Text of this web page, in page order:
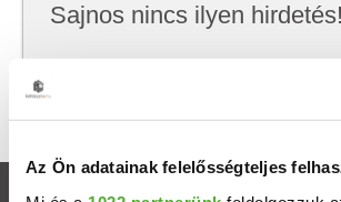
Az Ön adatainak felelősségteljes
Sajnos nincs ilyen hirdetés!
keresni, hátha akkor megtalálod,